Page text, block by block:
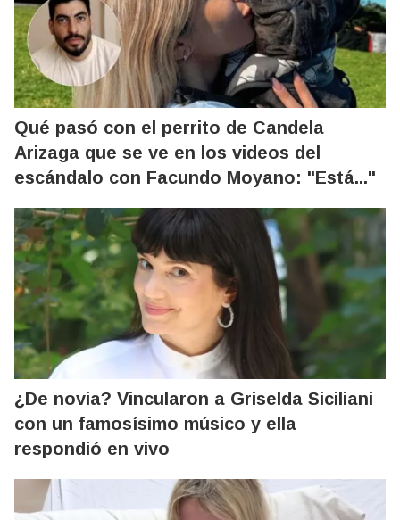
Qué pasó con el perrito de Candela
Arizaga que se ve en los videos del
escándalo con Facundo Moyano: "Está..."
¿De novia? Vincularon a Griselda Siciliani
con un famosísimo músico y ella
respondió en vivo